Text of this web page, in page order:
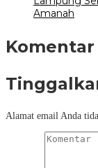
Amanah
Komentar
Alamat email Anda